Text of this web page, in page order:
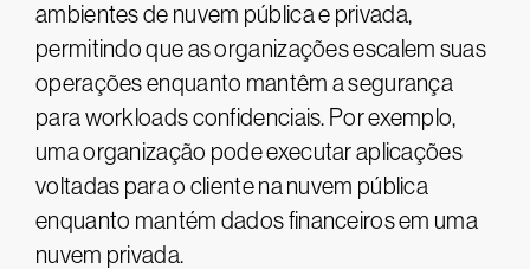
ambientes de nuvem pública e privada,
permitindo que as organizações escalem suas
operações enquanto mantêm a segurança
para workloads confidenciais. Por exemplo,
uma organização pode executar aplicações
voltadas para o cliente na nuvem pública
enquanto mantém dados financeiros em uma
nuvem privada.